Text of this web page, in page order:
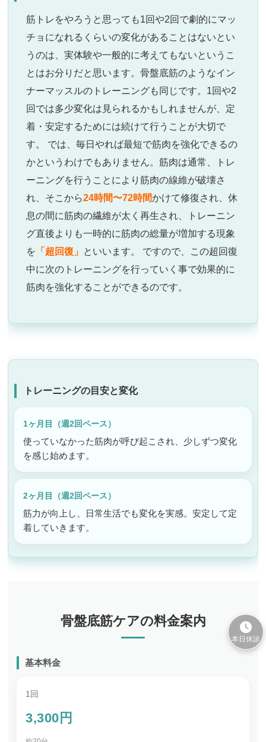
筋トレをやろうと思っても1回や2回で劇的にマッ
チョになれるくらいの変化があることはないとい
うのは、実体験や一般的に考えてもないというこ
とはお分りだと思います。骨盤底筋のようなイン
ナーマッスルのトレーニングも同じです。1回や2
回では多少変化は見られるかもしれませんが、定
着・安定するためには続けて行うことが大切で
す。 では、毎日やれば最短で筋肉を強化できるの
かというわけでもありません。筋肉は通常、トレ
ーニングを行うことにより筋肉の線維が破壊さ
れ、そこから24時間〜72時間かけて修復され、休
息の間に筋肉の繊維が太く再生され、トレーニン
グ直後よりも一時的に筋肉の総量が増加する現象
を 「超回復」 といいます。 ですので、この超回復
中に次のトレーニングを行っていく事で効果的に
筋肉を強化することができるのです。
トレーニングの目安と変化
1ヶ月目（週2回ペース）
使っていなかった筋肉が呼び起こされ、少しずつ変化
を感じ始めます。
2ヶ月目（週2回ペース）
筋力が向上し、日常生活でも変化を実感。安定して定
着していきます。
骨盤底筋ケアの料金案内
基本料金
1回
3,300円
本日休診